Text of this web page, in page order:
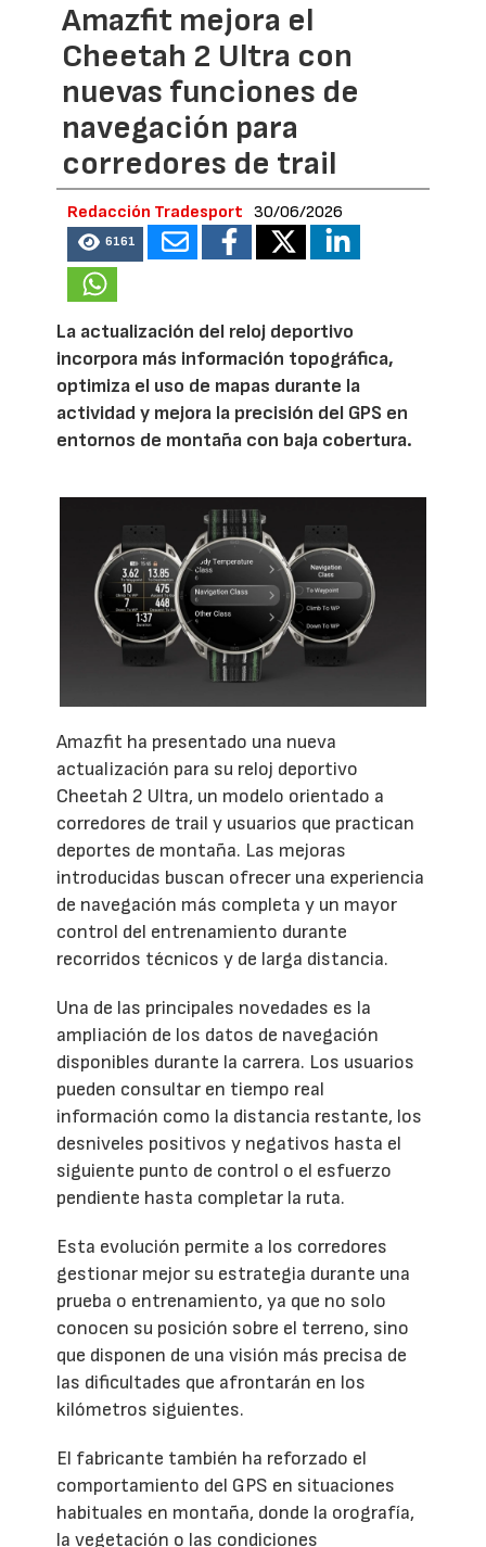
Amazfit mejora el
Cheetah 2 Ultra con
nuevas funciones de
navegación para
corredores de trail
Redacción Tradesport 30/06/2026
6161
La actualización del reloj deportivo
incorpora más información topográfica,
optimiza el uso de mapas durante la
actividad y mejora la precisión del GPS en
entornos de montaña con baja cobertura.
Amazfit ha presentado una nueva
actualización para su reloj deportivo
Cheetah 2 Ultra, un modelo orientado a
corredores de trail y usuarios que practican
deportes de montaña. Las mejoras
introducidas buscan ofrecer una experiencia
de navegación más completa y un mayor
control del entrenamiento durante
recorridos técnicos y de larga distancia.
Una de las principales novedades es la
ampliación de los datos de navegación
disponibles durante la carrera. Los usuarios
pueden consultar en tiempo real
información como la distancia restante, los
desniveles positivos y negativos hasta el
siguiente punto de control o el esfuerzo
pendiente hasta completar la ruta.
Esta evolución permite a los corredores
gestionar mejor su estrategia durante una
prueba o entrenamiento, ya que no solo
conocen su posición sobre el terreno, sino
que disponen de una visión más precisa de
las dificultades que afrontarán en los
kilómetros siguientes.
El fabricante también ha reforzado el
comportamiento del GPS en situaciones
habituales en montaña, donde la orografía,
la vegetación o las condiciones